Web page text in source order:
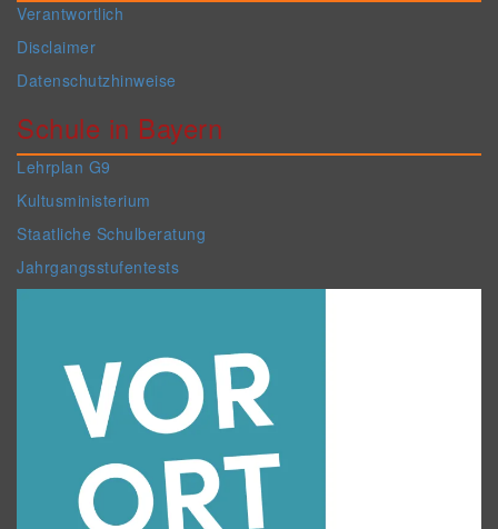
Verantwortlich
Disclaimer
Datenschutzhinweise
Schule in Bayern
Lehrplan G9
Kultusministerium
Staatliche Schulberatung
Jahrgangsstufentests